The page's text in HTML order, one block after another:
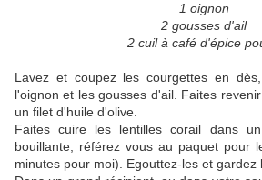
1 oignon
2 gousses d'ail
2 cuil à café d'épice
Lavez et coupez les courgettes en
l'oignon et les gousses d'ail. Faites
un filet d'huile d'olive.
Faites cuire les lentilles corail dans
bouillante, référez vous au paquet pour
minutes pour moi). Egouttez-les et gardez